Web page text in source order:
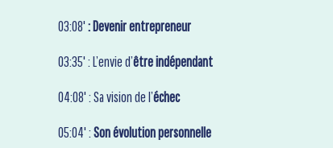
03:08': Devenir entrepreneur
03:35' : L’envie d’être indépendant
04:08' : Sa vision de l’échec
05:04' :Son évolution personnelle